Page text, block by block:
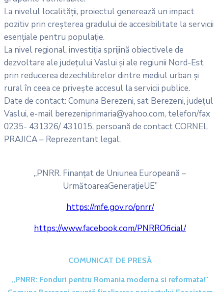
La nivelul localității, proiectul generează un impact
pozitiv prin creșterea gradului de accesibilitate la servicii
esențiale pentru populație.
La nivel regional, investiția sprijină obiectivele de
dezvoltare ale județului Vaslui și ale regiunii Nord-Est
prin reducerea dezechilibrelor dintre mediul urban și
rural în ceea ce privește accesul la servicii publice.
Date de contact: Comuna Berezeni, sat Berezeni, județul
Vaslui, e-mail berezeniprimaria@yahoo.com, telefon/fax
0235- 431326/ 431015, persoană de contact CORNEL
PRAJICA – Reprezentant legal.
„PNRR. Finanțat de Uniunea Europeană –
UrmătoareaGenerațieUE”
https://mfe.gov.ro/pnrr/
https://www.facebook.com/PNRROficial/
COMUNICAT DE PRESĂ
„PNRR: Fonduri pentru Romania moderna si reformata!"